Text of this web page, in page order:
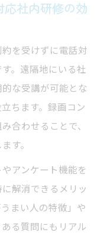
社内研修の効
を受けずに電話対
。遠隔地にいる社
な受講が可能とな
ちます。録画コン
合わせることで、
す。
アンケート機能を
解消できるメリッ
まい人の特徴」や
る質問にもリアル